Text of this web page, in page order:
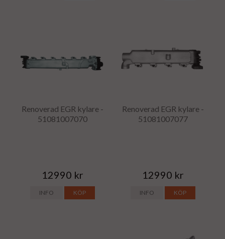
Renoverad EGR kylare -
51081007070
12990 kr
INFO KÖP
Renoverad EGR kylare -
51081007077
12990 kr
INFO KÖP